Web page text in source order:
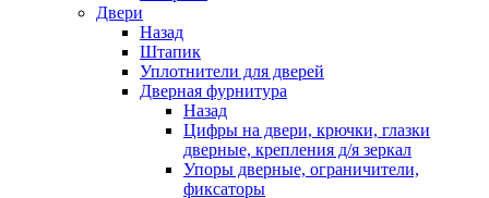
Двери
Назад
Штапик
Уплотнители для дверей
Дверная фурнитура
Назад
Цифры на двери, крючки, глазки
дверные, крепления д/я зеркал
Упоры дверные, ограничители,
фиксаторы